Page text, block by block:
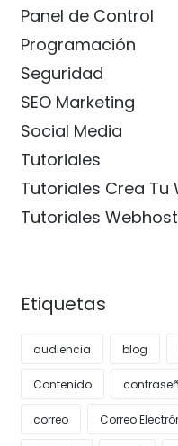
Panel de Control
Programación
Seguridad
SEO Marketing
Social Media
Tutoriales
Tutoriales Crea Tu
Tutoriales
Etiquetas
audiencia blog
Contenido
correo Correo